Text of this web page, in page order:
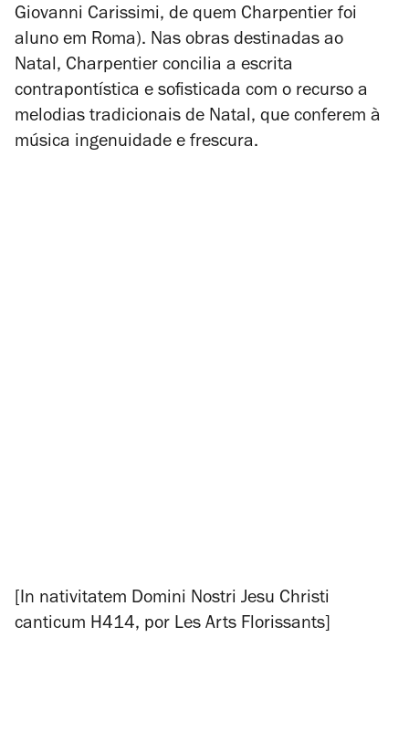
Giovanni Carissimi, de quem Charpentier foi
aluno em Roma). Nas obras destinadas ao
Natal, Charpentier concilia a escrita
contrapontística e sofisticada com o recurso a
melodias tradicionais de Natal, que conferem à
música ingenuidade e frescura.
In nativitatem Domini Nostri Jesu Christi
canticum H414, por Les Arts Florissants]